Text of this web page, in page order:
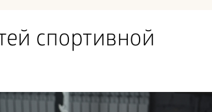
спортивной